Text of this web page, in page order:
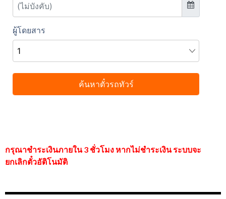
กรุณาชำระเงินภายใน 3 ชั่วโมง หากไม่ชำระเงิน ระบบจะ
ยกเลิกตั๋วอัติโนมัติ